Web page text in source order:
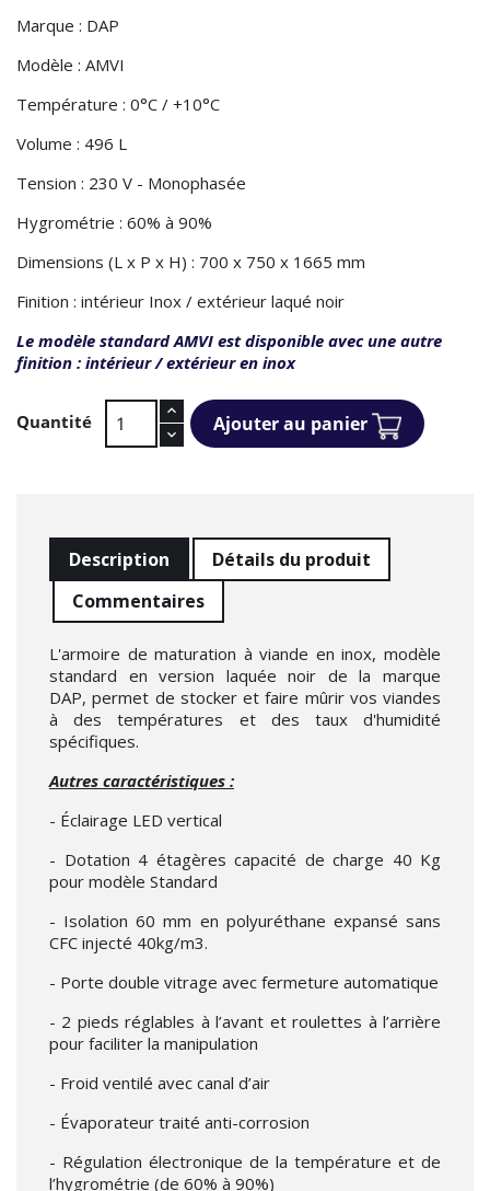
Marque : DAP
Modèle : AMVI
Température : 0°C / +10°C
Volume : 496 L
Tension : 230 V - Monophasée
Hygrométrie : 60% à 90%
Dimensions (L x P x H) : 700 x 750 x 1665 mm
Finition : intérieur Inox / extérieur laqué noir
Le modèle standard AMVI est disponible avec une autre
finition : intérieur / extérieur en inox
Quantité Ajouter au panier
Description
Détails du produit
Commentaires
L'armoire de maturation à viande en inox, modèle
standard en version laquée noir de la marque
DAP, permet de stocker et faire mûrir vos viandes
à des températures et des taux d'humidité
spécifiques.
Autres caractéristiques :
- Éclairage LED vertical
- Dotation 4 étagères capacité de charge 40 Kg
pour modèle Standard
- Isolation 60 mm en polyuréthane expansé sans
CFC injecté 40kg/m3.
- Porte double vitrage avec fermeture automatique
- 2 pieds réglables à l’avant et roulettes à l’arrière
pour faciliter la manipulation
- Froid ventilé avec canal d’air
- Évaporateur traité anti-corrosion
- Régulation électronique de la température et de
l’hygrométrie (de 60% à 90%)